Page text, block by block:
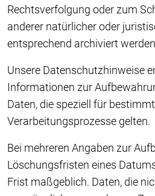
Rechtsverfolgung oder zum
anderer natürlicher oder
entsprechend archiviert
Unsere Datenschutzhinweise
Informationen zur
Daten, die speziell für
Verarbeitungsprozesse gelten.
Bei mehreren Angaben zur
Löschungsfristen eines
Frist maßgeblich. Daten, die